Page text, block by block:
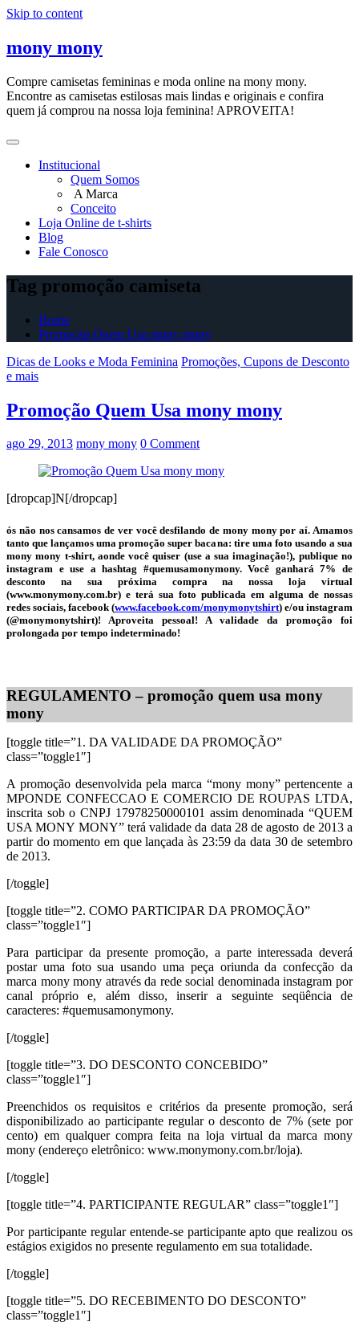
Skip to content
mony mony
Compre camisetas femininas e moda online na mony mony.
Encontre as camisetas estilosas mais lindas e originais e confira
quem já comprou na nossa loja feminina! APROVEITA!
Institucional
Quem Somos
A Marca
Conceito
Loja Online de t-shirts
Blog
Fale Conosco
Tag promoção camiseta
Home
Promoção Quem Usa mony mony
Dicas de Looks e Moda Feminina Promoções, Cupons de Desconto
e mais
Promoção Quem Usa mony mony
ago 29, 2013 mony mony 0 Comment
[dropcap]N[/dropcap]
ós não nos cansamos de ver você desfilando de mony mony por aí. Amamos
tanto que lançamos uma promoção super bacana: tire uma foto usando a sua
mony mony t-shirt, aonde você quiser (use a sua imaginação!), publique no
instagram e use a hashtag #quemusamonymony. Você ganhará7% de
desconto na sua próxima compra na nossa loja virtual
(www.monymony.com.br) e terá sua foto publicada em alguma de nossas
redes sociais, facebook (www.facebook.com/monymonytshirt) e/ou instagram
(@monymonytshirt)! Aproveita pessoal! A validade da promoção foi
prolongada por tempo indeterminado!
REGULAMENTO – promoção quem usa mony
mony
[toggle title=”1. DA VALIDADE DA PROMOÇÃO”
class=”toggle1″]
A promoção desenvolvida pela marca “mony mony” pertencente a
MPONDE CONFECCAO E COMERCIO DE ROUPAS LTDA,
inscrita sob o CNPJ 17978250000101 assim denominada “QUEM
USA MONY MONY” terá validade da data 28 de agosto de 2013 a
partir do momento em que lançada às 23:59 da data 30 de setembro
de 2013.
[/toggle]
[toggle title=”2. COMO PARTICIPAR DA PROMOÇÃO”
class=”toggle1″]
Para participar da presente promoção, a parte interessada deverá
postar uma foto sua usando uma peça oriunda da confecção da
marca mony mony através da rede social denominada instagram por
canal próprio e, além disso, inserir a seguinte seqüência de
caracteres: #quemusamonymony.
[/toggle]
[toggle title=”3. DO DESCONTO CONCEBIDO”
class=”toggle1″]
Preenchidos os requisitos e critérios da presente promoção, será
disponibilizado ao participante regular o desconto de 7% (sete por
cento) em qualquer compra feita na loja virtual da marca mony
mony (endereço eletrônico: www.monymony.com.br/loja).
[/toggle]
[toggle title=”4. PARTICIPANTE REGULAR” class=”toggle1″]
Por participante regular entende-se participante apto que realizou os
estágios exigidos no presente regulamento em sua totalidade.
[/toggle]
[toggle title=”5. DO RECEBIMENTO DO DESCONTO”
class=”toggle1″]